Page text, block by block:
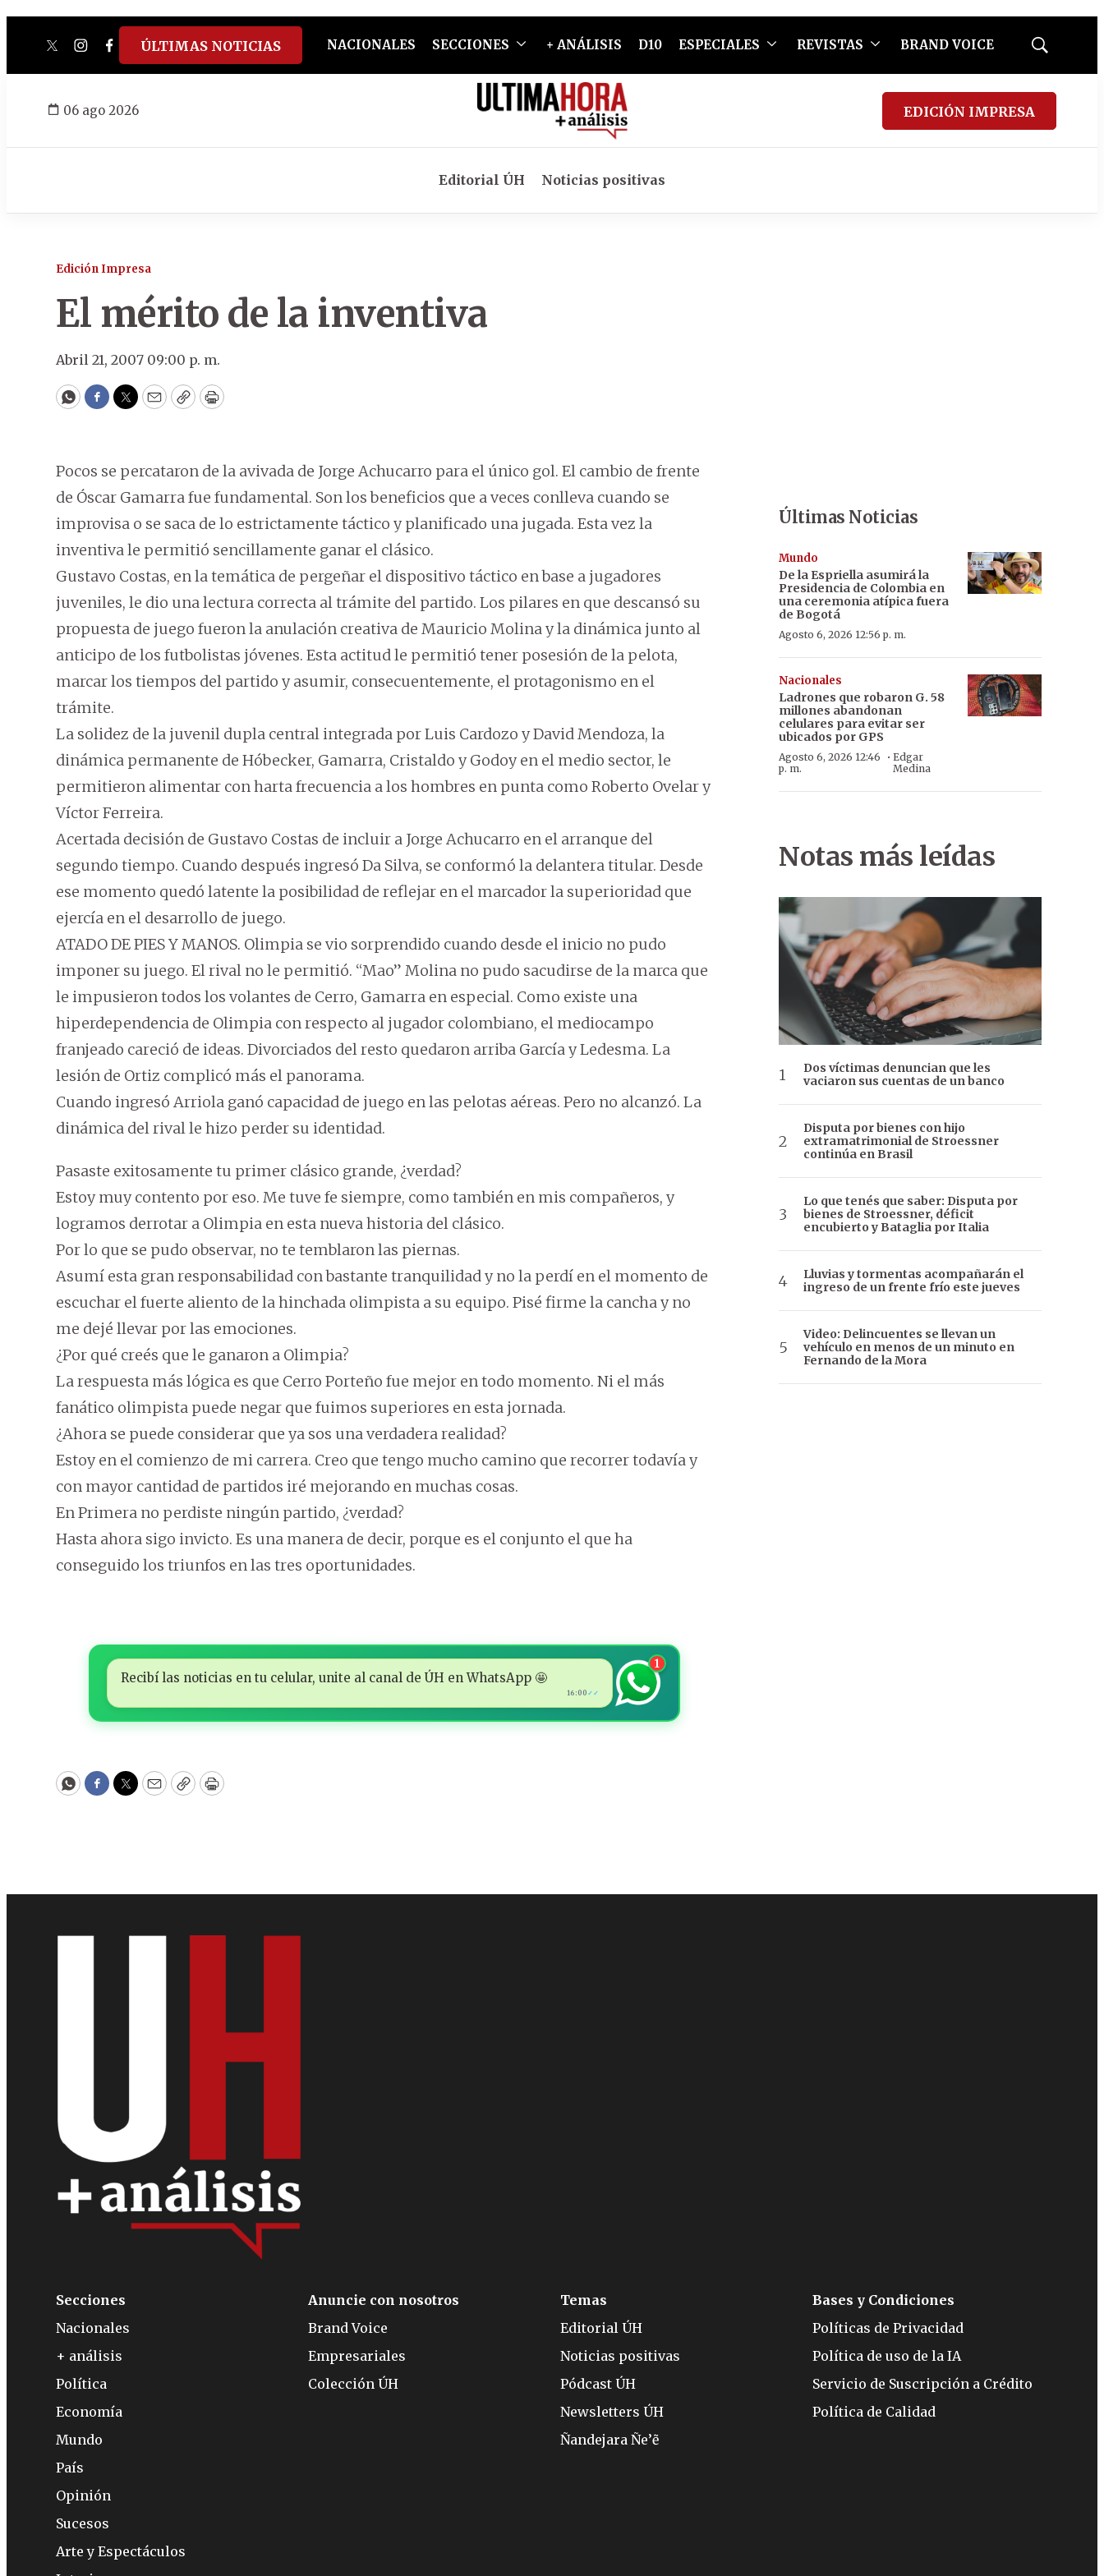
twitterinstagram
facebook
tiktokyoutube
spotify
ÚLTIMAS NOTICIAS NACIONALES SECCIONES + ANÁLISIS D10 ESPECIALES REVISTAS BRAND VOICE
Mostrar
06 ago 2026 EDICIÓN IMPRESA
Editorial ÚH Noticias positivas
Edición Impresa
El mérito de la inventiva
Abril 21, 2007 09:00 p. m.
WhatsApp
Facebook
Twitter
EmailCopyPrint
Pocos se percataron de la avivada de Jorge Achucarro para el único gol. El cambio de frente
de Óscar Gamarra fue fundamental. Son los beneficios que a veces conlleva cuando se
improvisa o se saca de lo estrictamente táctico y planificado una jugada. Esta vez la
inventiva le permitió sencillamente ganar el clásico.
Gustavo Costas, en la temática de pergeñar el dispositivo táctico en base a jugadores
juveniles, le dio una lectura correcta al trámite del partido. Los pilares en que descansó su
propuesta de juego fueron la anulación creativa de Mauricio Molina y la dinámica junto al
anticipo de los futbolistas jóvenes. Esta actitud le permitió tener posesión de la pelota,
marcar los tiempos del partido y asumir, consecuentemente, el protagonismo en el
trámite.
La solidez de la juvenil dupla central integrada por Luis Cardozo y David Mendoza, la
dinámica permanente de Hóbecker, Gamarra, Cristaldo y Godoy en el medio sector, le
permitieron alimentar con harta frecuencia a los hombres en punta como Roberto Ovelar y
Víctor Ferreira.
Acertada decisión de Gustavo Costas de incluir a Jorge Achucarro en el arranque del
segundo tiempo. Cuando después ingresó Da Silva, se conformó la delantera titular. Desde
ese momento quedó latente la posibilidad de reflejar en el marcador la superioridad que
ejercía en el desarrollo de juego.
ATADO DE PIES Y MANOS. Olimpia se vio sorprendido cuando desde el inicio no pudo
imponer su juego. El rival no le permitió. “Mao” Molina no pudo sacudirse de la marca que
le impusieron todos los volantes de Cerro, Gamarra en especial. Como existe una
hiperdependencia de Olimpia con respecto al jugador colombiano, el mediocampo
franjeado careció de ideas. Divorciados del resto quedaron arriba García y Ledesma. La
lesión de Ortiz complicó más el panorama.
Cuando ingresó Arriola ganó capacidad de juego en las pelotas aéreas. Pero no alcanzó. La
dinámica del rival le hizo perder su identidad.
Pasaste exitosamente tu primer clásico grande, ¿verdad?
Estoy muy contento por eso. Me tuve fe siempre, como también en mis compañeros, y
logramos derrotar a Olimpia en esta nueva historia del clásico.
Por lo que se pudo observar, no te temblaron las piernas.
Asumí esta gran responsabilidad con bastante tranquilidad y no la perdí en el momento de
escuchar el fuerte aliento de la hinchada olimpista a su equipo. Pisé firme la cancha y no
me dejé llevar por las emociones.
¿Por qué creés que le ganaron a Olimpia?
La respuesta más lógica es que Cerro Porteño fue mejor en todo momento. Ni el más
fanático olimpista puede negar que fuimos superiores en esta jornada.
¿Ahora se puede considerar que ya sos una verdadera realidad?
Estoy en el comienzo de mi carrera. Creo que tengo mucho camino que recorrer todavía y
con mayor cantidad de partidos iré mejorando en muchas cosas.
En Primera no perdiste ningún partido, ¿verdad?
Hasta ahora sigo invicto. Es una manera de decir, porque es el conjunto el que ha
conseguido los triunfos en las tres oportunidades.
Recibí las noticias en tu celular, unite al canal de ÚH en WhatsApp 🤩
16:00 ✓✓
1
WhatsApp
Facebook
Twitter
EmailCopyPrint
Últimas Noticias
Mundo
De la Espriella asumirá la
Presidencia de Colombia en
una ceremonia atípica fuera
de Bogotá
Agosto 6, 2026 12:56 p. m.
Nacionales
Ladrones que robaron G. 58
millones abandonan
celulares para evitar ser
ubicados por GPS
Agosto 6, 2026 12:46
p. m.
· Edgar
Medina
Notas más leídas
Dos víctimas denuncian que les
vaciaron sus cuentas de un banco
Disputa por bienes con hijo
extramatrimonial de Stroessner
continúa en Brasil
Lo que tenés que saber: Disputa por
bienes de Stroessner, déficit
encubierto y Bataglia por Italia
Lluvias y tormentas acompañarán el
ingreso de un frente frío este jueves
Video: Delincuentes se llevan un
vehículo en menos de un minuto en
Fernando de la Mora
Secciones
Nacionales
+ análisis
Política
Economía
Mundo
País
Opinión
Sucesos
Arte y Espectáculos
Anuncie con nosotros
Brand Voice
Empresariales
Colección ÚH
Temas
Editorial ÚH
Noticias positivas
Pódcast ÚH
Newsletters ÚH
Ñandejara Ñe’ẽ
Bases y Condiciones
Políticas de Privacidad
Política de uso de la IA
Servicio de Suscripción a Crédito
Política de Calidad